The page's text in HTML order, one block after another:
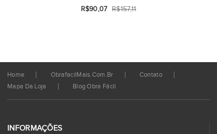
R$90,07 R$157,11
Home ObrafacilMais.com.br
Contato
Mapa Da Loja
Blog Obra Fácil
INFORMAÇÕES